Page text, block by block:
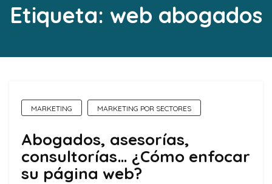
Etiqueta: web abogados
MARKETING MARKETING POR SECTORES
Abogados, asesorías,
consultorías… ¿Cómo enfocar
su página web?